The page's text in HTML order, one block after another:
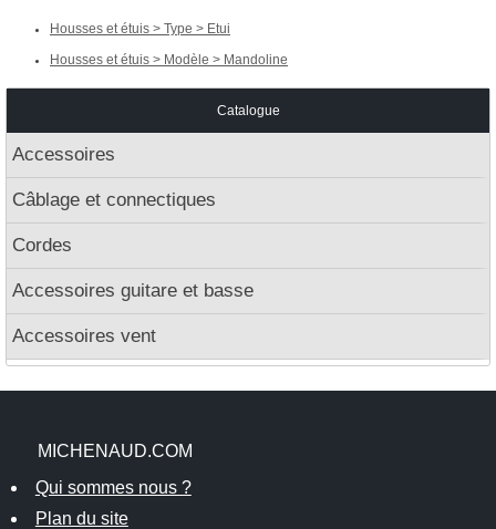
Housses et étuis > Type > Etui
Housses et étuis > Modèle > Mandoline
Catalogue
Accessoires
Câblage et connectiques
Cordes
Accessoires guitare et basse
Accessoires vent
MICHENAUD.COM
Qui sommes nous ?
Plan du site